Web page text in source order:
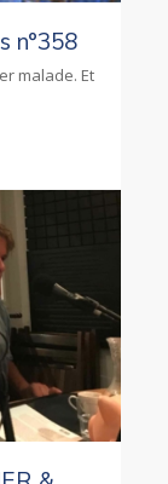
n°358
malade. Et